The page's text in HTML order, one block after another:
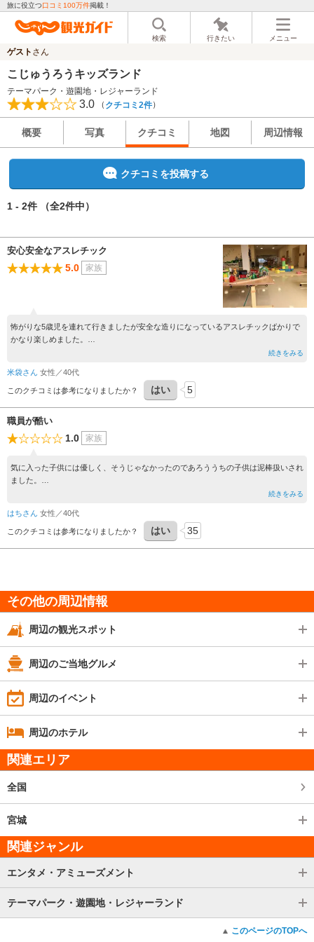
旅に役立つ口コミ100万件掲載！
検索 行きたい メニュー
ゲスト さん
こじゅうろうキッズランド
テーマパーク・遊園地・レジャーランド
3.0 （ クチコミ2件）
概要 写真 クチコミ 地図 周辺情報
クチコミを投稿する
1 - 2件 （全2件中）
安心安全なアスレチック
5.0 家族
怖がりな5歳児を連れて行きましたが安全な造りになっているアスレチックばかりで
かなり楽しめました。
他にも工作ルーム、ままごとキッチンブース、絵本スペース、木製電車レールブース
歩けない1歳児も専用の赤ちゃんコーナーがあるため楽しめます。館内ベビーカー、
オムツ替え、トイレと施設も充実。スタッフさんが親切な対応で、子供とも遊んでく
続きをみる
米袋さん 女性／40代
このクチコミは参考になりましたか？ はい 5
職員が酷い
1.0 家族
気に入った子供には優しく、そうじゃなかったのであろううちの子供は泥棒扱いされ
ました。
揉めるのも嫌なので帰ってきましたが、子供には可愛そうな思いをさせました。
続きをみる
はちさん 女性／40代
このクチコミは参考になりましたか？ はい 35
その他の周辺情報
周辺の観光スポット
周辺のご当地グルメ
周辺のイベント
周辺のホテル
関連エリア
全国
宮城
関連ジャンル
エンタメ・アミューズメント
テーマパーク・遊園地・レジャーランド
このページのTOPへ